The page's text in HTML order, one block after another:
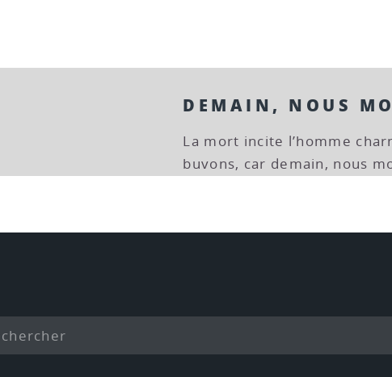
DEMAIN, NOUS
La mort incite l’homme
buvons, car demain, nous